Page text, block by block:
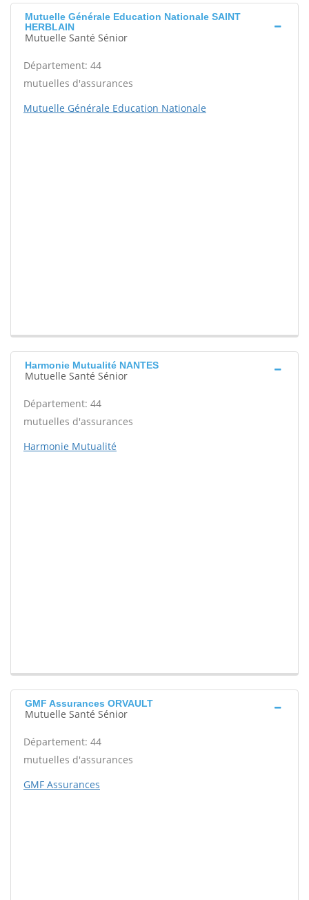
Mutuelle Générale Education Nationale SAINT
HERBLAIN
Mutuelle Santé Sénior
Département: 44
mutuelles d'assurances
Mutuelle Générale Education Nationale
Harmonie Mutualité NANTES
Mutuelle Santé Sénior
Département: 44
mutuelles d'assurances
Harmonie Mutualité
GMF Assurances ORVAULT
Mutuelle Santé Sénior
Département: 44
mutuelles d'assurances
GMF Assurances